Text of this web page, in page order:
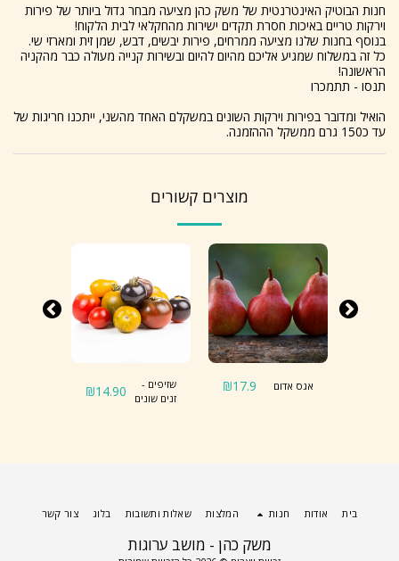
חנות הבוטיק האינטרנטית של משק כהן מציעה מבחר גדול ביותר של פירות
וירקות טריים באיכות חסרת תקדים ישירות מהחקלאי לבית הלקוח!
בנוסף בחנות שלנו מציעה ממרחים, פירות יבשים, דבש, שמן זית ומארזי שי.
כל זה במשלוח שמגיע אליכם מהיום להיום ובשירות קנייה מעולה כבר מהקניה
הראשונה!
תנסו - תתמכרו
הואיל ומדובר בפירות וירקות השונים במשקלם האחד מהשני, ייתכנו חריגות של
עד כ150 גרם ממשקל הההזמנה.
מוצרים קשורים
אגס אדום ₪17.9
שזיפים -
זנים שונים
₪14.90
משק כהן - מושב ערוגות
בית אודות חנות המלצות שאלות ותשובות בלוג צור קשר